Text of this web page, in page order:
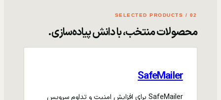
02 / SELECTED PRODUCTS
محصولات منتخب، با دانش پیاده‌سازی.
SafeMailer
SafeMailer برای افزایش امنیت و تداوم سرویس